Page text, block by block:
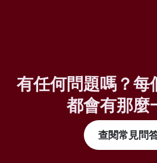
有任何問題嗎？每
都會有那麼
查閱常見問